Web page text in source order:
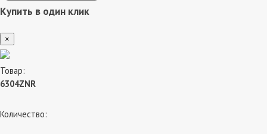
Купить в один клик
×
Товар:
6304ZNR
Количество: